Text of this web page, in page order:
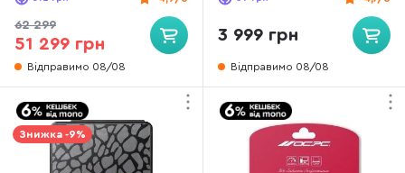
62 299
51 299 грн
Відправимо 08/08
3 999 грн
Відправимо 08/08
Знижка -9%